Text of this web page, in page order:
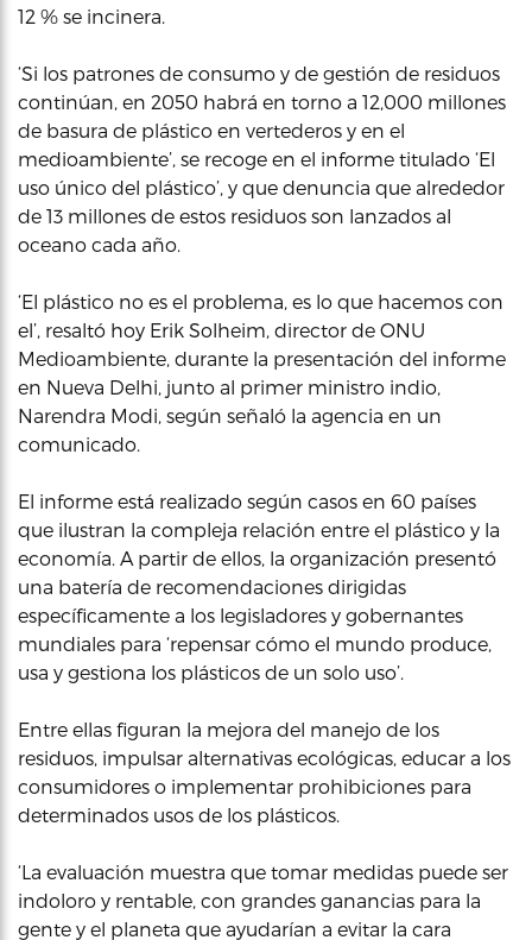
12 % se incinera.
‘Si los patrones de consumo y de gestión de residuos
continúan, en 2050 habrá en torno a 12,000 millones
de basura de plástico en vertederos y en el
medioambiente’, se recoge en el informe titulado ‘El
uso único del plástico’, y que denuncia que alrededor
de 13 millones de estos residuos son lanzados al
oceano cada año.
‘El plástico no es el problema, es lo que hacemos con
el’, resaltó hoy Erik Solheim, director de ONU
Medioambiente, durante la presentación del informe
en Nueva Delhi, junto al primer ministro indio,
Narendra Modi, según señaló la agencia en un
comunicado.
El informe está realizado según casos en 60 países
que ilustran la compleja relación entre el plástico y la
economía. A partir de ellos, la organización presentó
una batería de recomendaciones dirigidas
específicamente a los legisladores y gobernantes
mundiales para ‘repensar cómo el mundo produce,
usa y gestiona los plásticos de un solo uso’.
Entre ellas figuran la mejora del manejo de los
residuos, impulsar alternativas ecológicas, educar a los
consumidores o implementar prohibiciones para
determinados usos de los plásticos.
‘La evaluación muestra que tomar medidas puede ser
indoloro y rentable, con grandes ganancias para la
gente y el planeta que ayudarían a evitar la cara